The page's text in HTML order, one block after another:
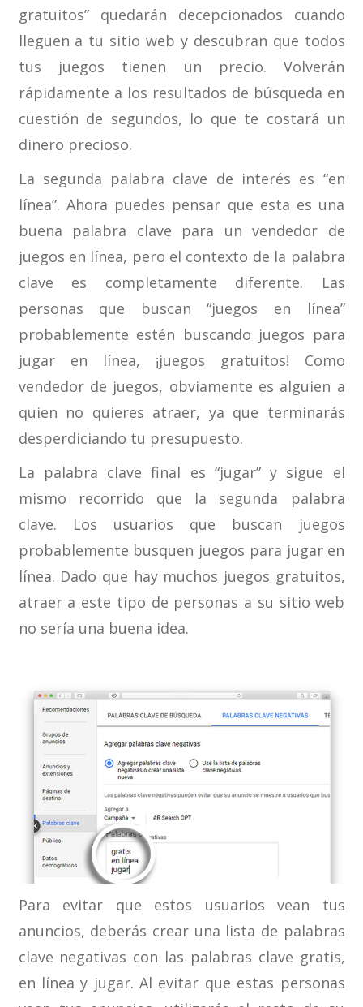
gratuitos” quedarán decepcionados cuando
lleguen a tu sitio web y descubran que todos
tus juegos tienen un precio. Volverán
rápidamente a los resultados de búsqueda en
cuestión de segundos, lo que te costará un
dinero precioso.
La segunda palabra clave de interés es “en
línea”. Ahora puedes pensar que esta es una
buena palabra clave para un vendedor de
juegos en línea, pero el contexto de la palabra
clave es completamente diferente. Las
personas que buscan “juegos en línea”
probablemente estén buscando juegos para
jugar en línea, ¡juegos gratuitos! Como
vendedor de juegos, obviamente es alguien a
quien no quieres atraer, ya que terminarás
desperdiciando tu presupuesto.
La palabra clave final es “jugar” y sigue el
mismo recorrido que la segunda palabra
clave. Los usuarios que buscan juegos
probablemente busquen juegos para jugar en
línea. Dado que hay muchos juegos gratuitos,
atraer a este tipo de personas a su sitio web
no sería una buena idea.
Para evitar que estos usuarios vean tus
anuncios, deberás crear una lista de palabras
clave negativas con las palabras clave gratis,
en línea y jugar. Al evitar que estas personas